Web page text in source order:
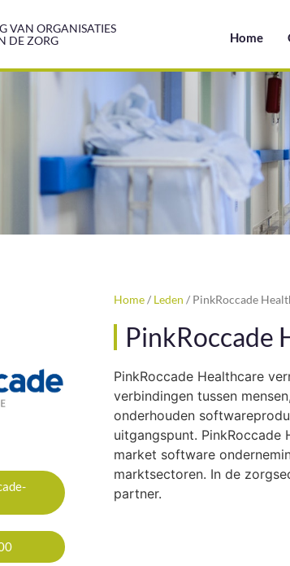
VAN ORGANISATIES
DE ZORG
Home
Home/ Leden / PinkRoccade
PinkRoccade
PinkRoccade Healthcare
verbindingen tussen
onderhouden
uitgangspunt.
market software
marktsectoren. In de
partner.